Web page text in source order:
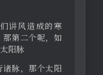
讲风造成的寒
第二个呢，如
阳脉
诸脉，那个太阳